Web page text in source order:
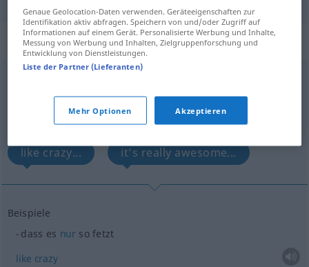
„fetzen“: unpersönliches Verb
Übersicht aller Übersetzungen
(Für mehr Details die Übersetzung anklicken/antippen)
like crazy... it’s really awesome...
Beispiele
dass es nur so fetzt
like crazy
Genaue Geolocation-Daten verwenden. Geräteeigenschaften zur
Identifikation aktiv abfragen. Speichern von und/oder Zugriff auf
Informationen auf einem Gerät. Personalisierte Werbung und Inhalte,
Messung von Werbung und Inhalten, Zielgruppenforschung und
Entwicklung von Dienstleistungen.
Liste der Partner (Lieferanten)
Mehr Optionen Akzeptieren